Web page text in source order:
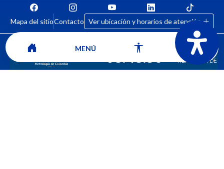
Mapa del sitioContacto Ver ubicación y horarios de atención
MENÚ